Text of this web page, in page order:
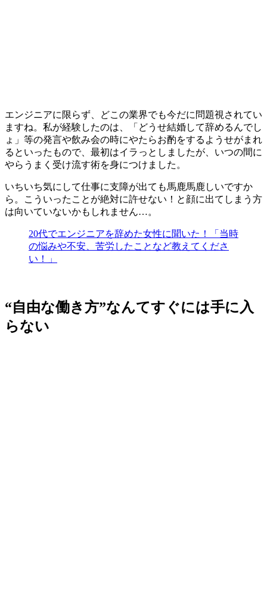
エンジニアに限らず、どこの業界でも今だに問題視されてい
ますね。私が経験したのは、「どうせ結婚して辞めるんでし
ょ」等の発言や飲み会の時にやたらお酌をするようせがまれ
るといったもので、最初はイラっとしましたが、いつの間に
やらうまく受け流す術を身につけました。
いちいち気にして仕事に支障が出ても馬鹿馬鹿しいですか
ら。こういったことが絶対に許せない！と顔に出てしまう方
は向いていないかもしれません…。
20代でエンジニアを辞めた女性に聞いた！「当時
の悩みや不安、苦労したことなど教えてくださ
い！」
“自由な働き方”なんてすぐには手に入
らない